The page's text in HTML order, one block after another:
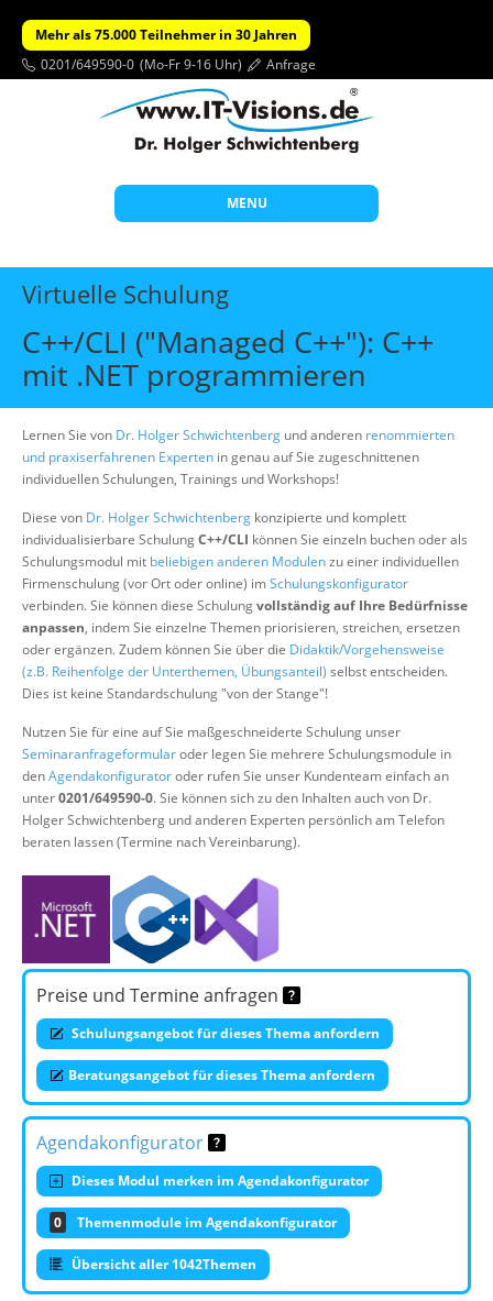
Mehr als 75.000 Teilnehmer in 30 Jahren
0201/649590-0 (Mo-Fr 9-16 Uhr) Anfrage
MENU
Start
Themen
Beratung
Individuelle Schulungen
Offene Seminare
Wissen
Suche
Virtuelle Schulung
C++/CLI ("Managed C++"): C++
mit .NET programmieren
Lernen Sie von Dr. Holger Schwichtenberg und anderen renommierten
und praxiserfahrenen Experten in genau auf Sie zugeschnittenen
individuellen Schulungen, Trainings und Workshops!
Diese von Dr. Holger Schwichtenberg konzipierte und komplett
individualisierbare SchulungC++/CLI können Sie einzeln buchen oder als
Schulungsmodul mit beliebigen anderen Modulenzu einer individuellen
Firmenschulung (vor Ort oder online) imSchulungskonfigurator
verbinden. Sie können diese Schulungvollständig auf Ihre Bedürfnisse
anpassen, indem Sie einzelne Themen priorisieren, streichen, ersetzen
oder ergänzen. Zudem können Sie über die Didaktik/Vorgehensweise
(z.B. Reihenfolge der Unterthemen, Übungsanteil) selbst entscheiden.
Dies ist keine Standardschulung "von der Stange"!
Nutzen Sie für eine auf Sie maßgeschneiderte Schulung unser
Seminaranfrageformularoder legen Sie mehrere Schulungsmodule in
denAgendakonfiguratoroder rufen Sie unser Kundenteam einfach an
unter0201/649590-0. Sie können sich zu den Inhalten auch von Dr.
Holger Schwichtenberg und anderen Experten persönlich am Telefon
beraten lassen (Termine nach Vereinbarung).
Preise und Termine anfragen
Schulungsangebot für dieses Thema anfordern
Beratungsangebot für dieses Thema anfordern
Agendakonfigurator
Dieses Modul merken im Agendakonfigurator
0 Themenmodule im Agendakonfigurator
Übersicht aller 1042Themen